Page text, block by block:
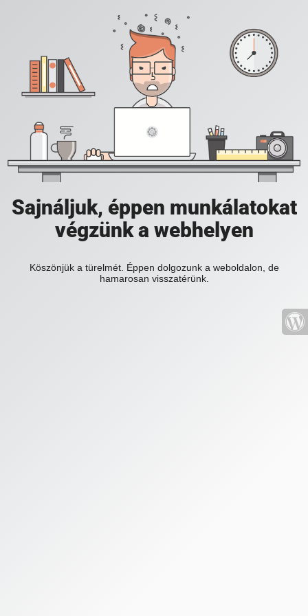
Sajnáljuk, éppen munkálatokat
végzünk a webhelyen
Köszönjük a türelmét. Éppen dolgozunk a weboldalon, de
hamarosan visszatérünk.